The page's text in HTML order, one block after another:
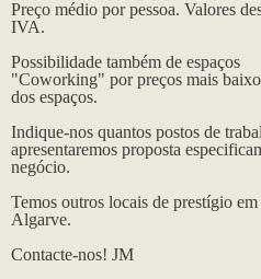
Preço médio por pessoa. Valores
IVA.
Possibilidade também de espaços
"Coworking" por preços mais
dos espaços.
Indique-nos quantos postos de
apresentaremos proposta
negócio.
Temos outros locais de prestígio
Algarve.
Contacte-nos! JM